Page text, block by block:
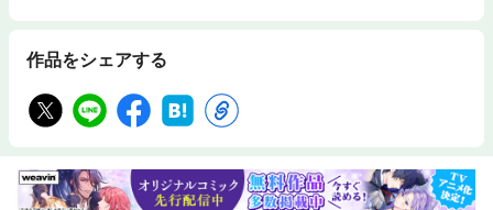
作品をシェアする